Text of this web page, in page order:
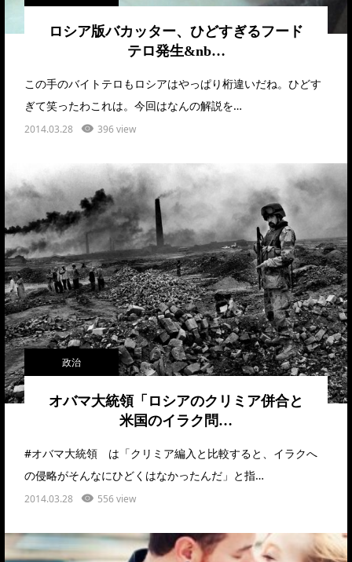
ロシア版バカッター、ひどすぎるフード
テロ発生&nb…
この手のバイトテロもロシアはやっぱり桁違いだね。ひどす
ぎて笑ったわこれは。今回はなんの解説を…
2014.03.28 396 view
政治
オバマ大統領「ロシアのクリミア併合と
米国のイラク問…
#オバマ大統領 は「クリミア編入と比較すると、イラクへ
の侵略がそんなにひどくはなかったんだ」と指…
2014.03.28 556 view